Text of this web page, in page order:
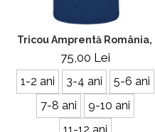
Tricou Amprentă România,
75,00 Lei
1-2 ani 3-4 ani
5-6 ani
7-8 ani
9-10 ani